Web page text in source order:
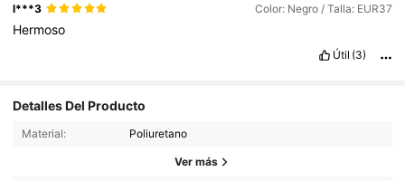
l***3 Color: Negro / Talla: EUR37
Hermoso
Útil (3)
Detalles Del Producto
Material: Poliuretano
Ver más